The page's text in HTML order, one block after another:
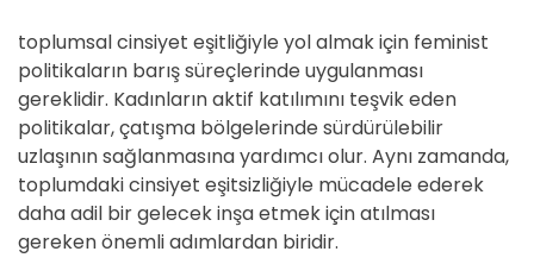
toplumsal cinsiyet eşitliğiyle yol almak için feminist
politikaların barış süreçlerinde uygulanması
gereklidir. Kadınların aktif katılımını teşvik eden
politikalar, çatışma bölgelerinde sürdürülebilir
uzlaşının sağlanmasına yardımcı olur. Aynı zamanda,
toplumdaki cinsiyet eşitsizliğiyle mücadele ederek
daha adil bir gelecek inşa etmek için atılması
gereken önemli adımlardan biridir.